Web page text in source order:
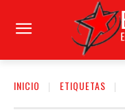
INICIO ETIQUETAS